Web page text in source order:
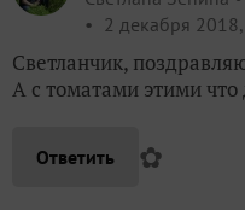
2 декабря
Светланчик,
А с томатами этими
Ответить ✿